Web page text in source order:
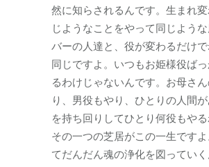
然に知らされるんです。生まれ
じようなことをやって同じよう
バーの人達と、役が変わるだけ
同じですよ。いつもお姫様役ば
るわけじゃないんです。お母さ
り、男役もやり、ひとりの人間
を持ち回りしてひとり何役もやる
その一つの芝居がこの一生です
てだんだん魂の浄化を図ってい